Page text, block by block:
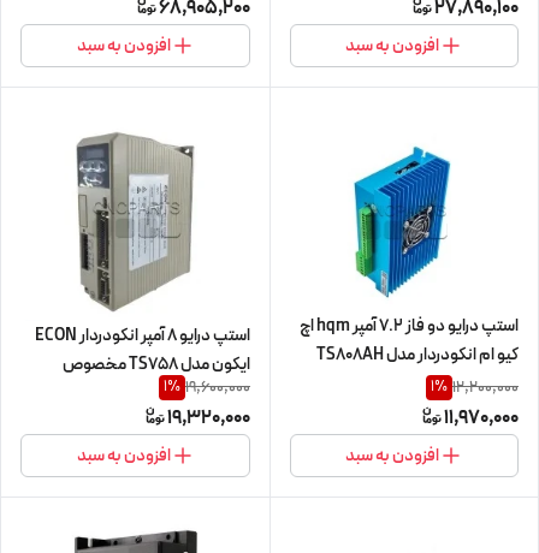
27,890,100
افزودن به سبد
(اورجینال وارداتی)
68,905,200
افزودن به سبد
استپ درایو دو فاز 7.2 آمپر hqm اچ
کیو ام انکودردار مدل TS808AH
کیلوگرم انکودردار
60HS30+EN~86HS120+EN
(هیبدرید سروو درایور) (اورجینال
وارداتی)
12,200,000
1%
11,970,000
افزودن به سبد
استپ درایو 8 آمپر انکودردار ECON
ایکون مدل TS758 مخصوص
(هیبرید سروو درایور) (اورجینال
19,600,000
1%
19,320,000
افزودن به سبد